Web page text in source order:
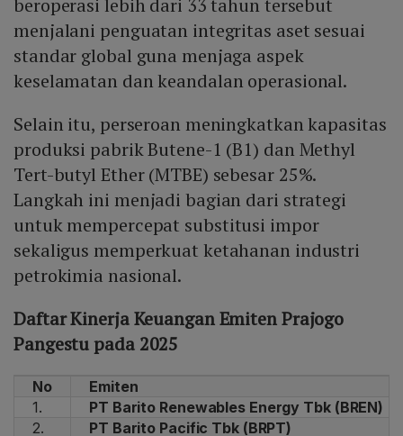
beroperasi lebih dari 33 tahun tersebut
menjalani penguatan integritas aset sesuai
standar global guna menjaga aspek
keselamatan dan keandalan operasional.
Selain itu, perseroan meningkatkan kapasitas
produksi pabrik Butene-1 (B1) dan Methyl
Tert-butyl Ether (MTBE) sebesar 25%.
Langkah ini menjadi bagian dari strategi
untuk mempercepat substitusi impor
sekaligus memperkuat ketahanan industri
petrokimia nasional.
Daftar Kinerja Keuangan Emiten Prajogo
Pangestu pada 2025
No
Emiten
1.
PT Barito Renewables Energy Tbk (BREN)
2.
PT Barito Pacific Tbk (BRPT)